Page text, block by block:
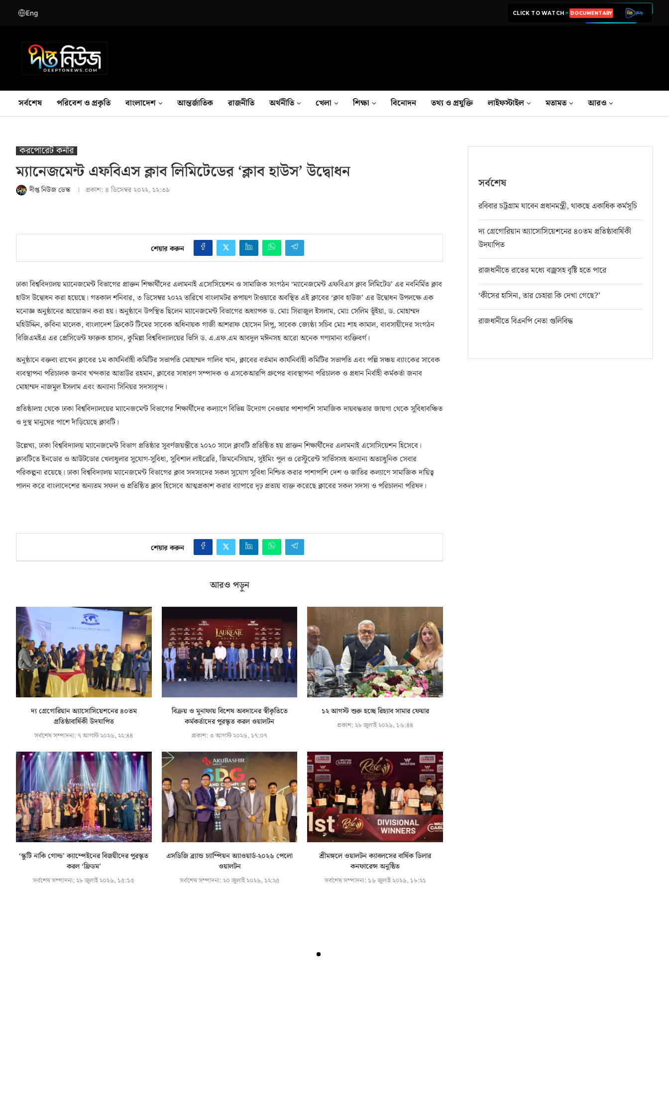
Eng CLICK TO WATCH LIVE TV
সর্বশেষ পরিবেশ ও প্রকৃতি বাংলাদেশ আন্তর্জাতিক রাজনীতি অর্থনীতি খেলা শিক্ষা বিনোদন তথ‍্য ও প্রযুক্তি লাইফস্টাইল মতামত আরও
করপোরেট কর্নার
ম্যানেজমেন্ট এফবিএস ক্লাব লিমিটেডের ‘ক্লাব হাউস’ উদ্বোধন
দীপ্ত নিউজ ডেস্ক প্রকাশ: ৪ ডিসেম্বর ২০২২, ১২:৩৯
শেয়ার করুন
ঢাকা বিশ্ববিদ্যালয় ম্যানেজমেন্ট বিভাগের প্রাক্তন শিক্ষার্থীদের এলামনাই এসোসিয়েশন ও সামাজিক সংগঠন ‘ম্যানেজমেন্ট এফবিএস ক্লাব লিমিটেড’ এর নবনির্মিত ক্লাব
হাউস উদ্বোধন করা হয়েছে। গতকাল শনিবার, ৩ ডিসেম্বর ২০২২ তারিখে বাংলামটর রূপায়ণ টাওয়ারে অবস্থিত এই ক্লাবের ‘ক্লাব হাউজ’ এর উদ্বোধন উপলক্ষে এক
মনোজ্ঞ অনুষ্ঠানের আয়োজন করা হয়। অনুষ্ঠানে উপস্থিত ছিলেন ম্যানেজমেন্ট বিভাগের অধ্যাপক ড. মোঃ সিরাজুল ইসলাম, মোঃ সেলিম ভূঁইয়া, ড. মোহাম্মদ
মহিউদ্দিন, রুবিনা মালেক, বাংলাদেশ ক্রিকেট টিমের সাবেক অধিনায়ক গাজী আশরাফ হোসেন লিপু, সাবেক জ্যেষ্ঠ্য সচিব মোঃ শাহ কামাল, ব্যবসায়ীদের সংগঠন
বিজিএমইএ এর প্রেসিডেন্ট ফারুক হাসান, কুমিল্লা বিশ্ববিদ্যালয়ের ভিসি ড. এ.এফ.এম আবদুল মঈনসহ আরো অনেক গণ্যমান্য ব্যক্তিবর্গ।
অনুষ্ঠানে বক্তব্য রাখেন ক্লাবের ১ম কার্যনির্বাহী কমিটির সভাপতি মোহাম্মদ গালিব খান, ক্লাবের বর্তমান কার্যনির্বাহী কমিটির সভাপতি এবং পল্লি সঞ্চয় ব্যাংকের সাবেক
ব্যবস্থাপনা পরিচালক জনাব খন্দকার আতাউর রহমান, ক্লাবের সাধারণ সম্পাদক ও এসকেআরপি গ্রুপের ব্যবস্থাপনা পরিচালক ও প্রধান নির্বাহী কর্মকর্তা জনাব
মোহাম্মদ নাজমুল ইসলাম এবং অন্যান্য সিনিয়র সদস্যবৃন্দ।
প্রতিষ্ঠালগ্ন থেকে ঢাকা বিশ্ববিদ্যালয়ের ম্যানেজমেন্ট বিভাগের শিক্ষার্থীদের কল্যাণে বিভিন্ন উদ্যোগ নেওয়ার পাশাপাশি সামাজিক দায়বদ্ধতার জায়গা থেকে সুবিধাবঞ্চিত
ও দুস্থ মানুষের পাশে দাঁড়িয়েছে ক্লাবটি।
উল্লেখ্য, ঢাকা বিশ্ববিদ্যালয় ম্যানেজমেন্ট বিভাগ প্রতিষ্ঠার সুবর্ণজয়ন্তীতে ২০২০ সালে ক্লাবটি প্রতিষ্ঠিত হয় প্রাক্তন শিক্ষার্থীদের এলামনাই এসোসিয়েশন হিসেবে।
ক্লাবটিতে ইনডোর ও আউটডোর খেলাধুলার সুযোগ-সুবিধা, সুবিশাল লাইব্রেরি, জিমনেসিয়াম, সুইমিং পুল ও রেস্টুরেন্ট সার্ভিসসহ অন্যান্য অত্যাধুনিক সেবার
পরিকল্পনা রয়েছে। ঢাকা বিশ্ববিদ্যালয় ম্যানেজমেন্ট বিভাগের ক্লাব সদস্যদের সকল সুযোগ সুবিধা নিশ্চিত করার পাশাপাশি দেশ ও জাতির কল্যাণে সামাজিক দায়িত্ব
পালন করে বাংলাদেশের অন্যতম সফল ও প্রতিষ্ঠিত ক্লাব হিসেবে আত্মপ্রকাশ করার ব্যাপারে দৃঢ় প্রত্যয় ব্যক্ত করেছে ক্লাবের সকল সদস্য ও পরিচালনা পরিষদ।
শেয়ার করুন
আরও পড়ুন
দ্য গ্রেগোরিয়ান অ্যাসোসিয়েশনের ৪০তম
প্রতিষ্ঠাবার্ষিকী উদযাপিত
সর্বশেষ সম্পাদনা: ৭ আগস্ট ২০২৬, ২২:৪৪
বিক্রয় ও মুনাফায় বিশেষ অবদানের স্বীকৃতিতে
কর্মকর্তাদের পুরস্কৃত করল ওয়ালটন
প্রকাশ:৩ আগস্ট ২০২৬, ১৭:০৭
১২ আগস্ট শুরু হচ্ছে রিহ্যাব সামার ফেয়ার
প্রকাশ: ২৮ জুলাই ২০২৬, ১৬:৪৪
‘স্কুটি নাকি গোল্ড’ ক্যাম্পেইনের বিজয়ীদের পুরস্কৃত
করল ‘ফ্রিডম’
সর্বশেষ সম্পাদনা: ২৮ জুলাই ২০২৬, ১৫:১৫
এসডিজি ব্র্যান্ড চ্যাম্পিয়ন অ্যাওয়ার্ড-২০২৬ পেলো
ওয়ালটন
সর্বশেষ সম্পাদনা: ২০ জুলাই ২০২৬, ১২:২৫
শ্রীমঙ্গলে ওয়ালটন ক্যাবলসের বার্ষিক ডিলার
কনফারেন্স অনুষ্ঠিত
সর্বশেষ সম্পাদনা: ১৬ জুলাই ২০২৬, ১৮:২১
সর্বশেষ
রবিবার চট্টগ্রাম যাবেন প্রধানমন্ত্রী, থাকছে একাধিক কর্মসূচি
দ্য গ্রেগোরিয়ান অ্যাসোসিয়েশনের ৪০তম প্রতিষ্ঠাবার্ষিকী
উদযাপিত
রাজধানীতে রাতের মধ্যে বজ্রসহ বৃষ্টি হতে পারে
‘কীসের হাসিনা, তার চেহারা কি দেখা গেছে?’
রাজধানীতে বিএনপি নেতা গুলিবিদ্ধ